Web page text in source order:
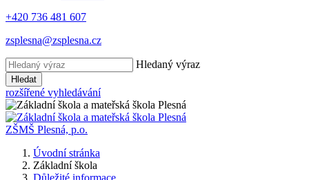
+420 736 481 607
zsplesna@zsplesna.cz
Hledaný výraz
Hledat
rozšířené vyhledávání
ZŠMŠ Plesná, p.o.
Úvodní stránka
Základní škola
Důležité informace